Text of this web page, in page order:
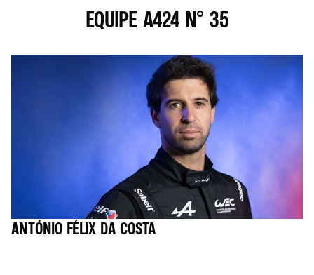
EQUIPE A424 N° 35
ANTÓNIO FÉLIX DA COSTA